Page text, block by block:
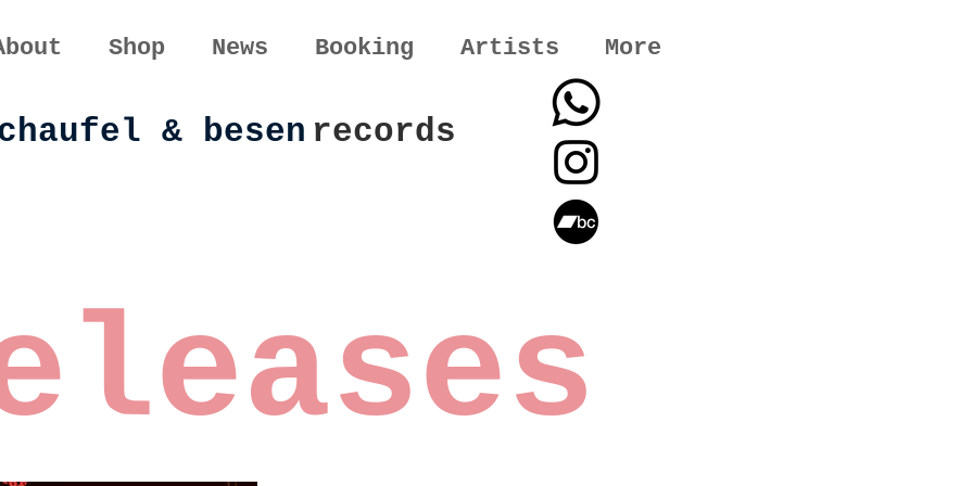
Shop News Booking Artists More
records
& besen